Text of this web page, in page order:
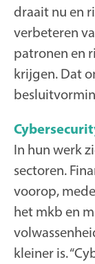
draait nu en
verbeteren
patronen en
krijgen. Dat
In hun werk
sectoren.
voorop,
het mkb en
kleiner is.